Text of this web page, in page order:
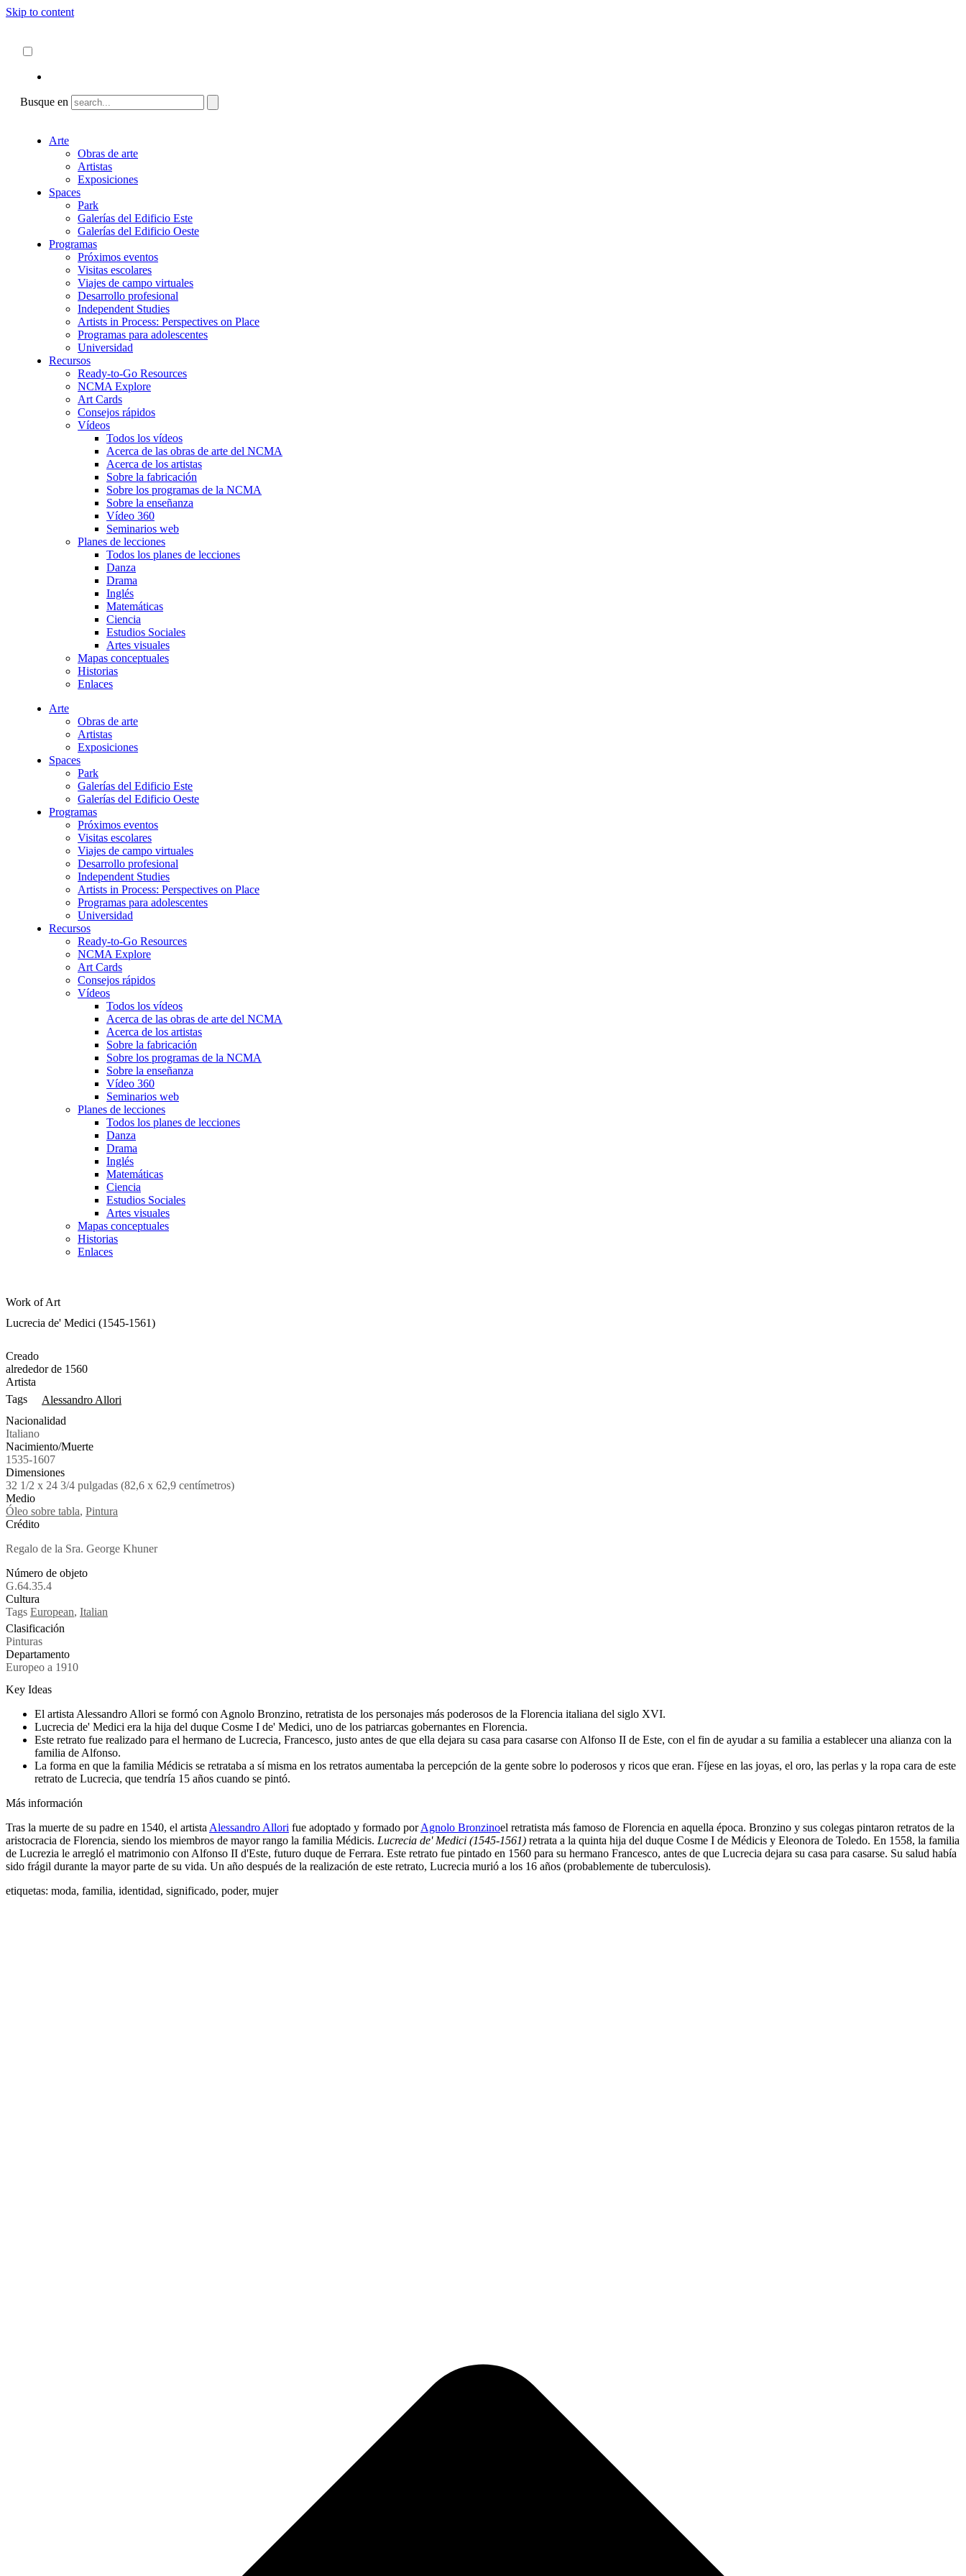
Skip to content
Busque en
Arte
Obras de arte
Artistas
Exposiciones
Spaces
Park
Galerías del Edificio Este
Galerías del Edificio Oeste
Programas
Próximos eventos
Visitas escolares
Viajes de campo virtuales
Desarrollo profesional
Independent Studies
Artists in Process: Perspectives on Place
Programas para adolescentes
Universidad
Recursos
Ready-to-Go Resources
NCMA Explore
Art Cards
Consejos rápidos
Vídeos
Todos los vídeos
Acerca de las obras de arte del NCMA
Acerca de los artistas
Sobre la fabricación
Sobre los programas de la NCMA
Sobre la enseñanza
Vídeo 360
Seminarios web
Planes de lecciones
Todos los planes de lecciones
Danza
Drama
Inglés
Matemáticas
Ciencia
Estudios Sociales
Artes visuales
Mapas conceptuales
Historias
Enlaces
Arte
Obras de arte
Artistas
Exposiciones
Spaces
Park
Galerías del Edificio Este
Galerías del Edificio Oeste
Programas
Próximos eventos
Visitas escolares
Viajes de campo virtuales
Desarrollo profesional
Independent Studies
Artists in Process: Perspectives on Place
Programas para adolescentes
Universidad
Recursos
Ready-to-Go Resources
NCMA Explore
Art Cards
Consejos rápidos
Vídeos
Todos los vídeos
Acerca de las obras de arte del NCMA
Acerca de los artistas
Sobre la fabricación
Sobre los programas de la NCMA
Sobre la enseñanza
Vídeo 360
Seminarios web
Planes de lecciones
Todos los planes de lecciones
Danza
Drama
Inglés
Matemáticas
Ciencia
Estudios Sociales
Artes visuales
Mapas conceptuales
Historias
Enlaces
Work of Art
Lucrecia de' Medici (1545-1561)
Creado
alrededor de 1560
Artista
Tags
Alessandro Allori
Nacionalidad
Italiano
Nacimiento/Muerte
1535-1607
Dimensiones
32 1/2 x 24 3/4 pulgadas (82,6 x 62,9 centímetros)
Medio
Óleo sobre tabla, Pintura
Crédito
Regalo de la Sra. George Khuner
Número de objeto
G.64.35.4
Cultura
Tags European, Italian
Clasificación
Pinturas
Departamento
Europeo a 1910
Key Ideas
El artista Alessandro Allori se formó con Agnolo Bronzino, retratista de los personajes más poderosos de la Florencia italiana del siglo XVI.
Lucrecia de' Medici era la hija del duque Cosme I de' Medici, uno de los patriarcas gobernantes en Florencia.
Este retrato fue realizado para el hermano de Lucrecia, Francesco, justo antes de que ella dejara su casa para casarse con Alfonso II de Este, con el fin de ayudar a su familia a establecer una alianza con la
familia de Alfonso.
La forma en que la familia Médicis se retrataba a sí misma en los retratos aumentaba la percepción de la gente sobre lo poderosos y ricos que eran. Fíjese en las joyas, el oro, las perlas y la ropa cara de este
retrato de Lucrecia, que tendría 15 años cuando se pintó.
Más información
Tras la muerte de su padre en 1540, el artista Alessandro Allori fue adoptado y formado porAgnolo Bronzinoel retratista más famoso de Florencia en aquella época. Bronzino y sus colegas pintaron retratos de la
aristocracia de Florencia, siendo los miembros de mayor rango la familia Médicis. Lucrecia de' Medici (1545-1561) retrata a la quinta hija del duque Cosme I de Médicis y Eleonora de Toledo. En 1558, la familia
de Lucrezia le arregló el matrimonio con Alfonso II d'Este, futuro duque de Ferrara. Este retrato fue pintado en 1560 para su hermano Francesco, antes de que Lucrecia dejara su casa para casarse. Su salud había
sido frágil durante la mayor parte de su vida. Un año después de la realización de este retrato, Lucrecia murió a los 16 años (probablemente de tuberculosis).
etiquetas: moda, familia, identidad, significado, poder, mujer